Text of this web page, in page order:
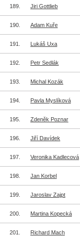
189. Jiri Gottlieb
190. Adam Kuře
191. Lukáš Uxa
192. Petr Sedlák
193. Michal Kozák
194. Pavla Myslíková
195. Zdeněk Poznar
196. Jiří Davídek
197. Veronika Kadlecová
198. Jan Korbel
199. Jaroslav Zajpt
200. Martina Kopecká
201. Richard Mach